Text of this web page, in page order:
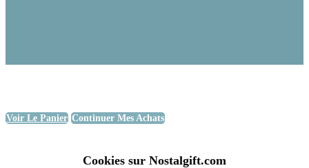
Voir Le Panier Continuer Mes Achats
Cookies sur Nostalgift.com